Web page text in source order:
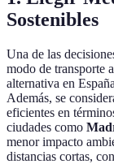
Sostenibles
Una de las
modo de transporte
alternativa en
Además, se
eficientes en
ciudades como
menor impacto
distancias cortas,